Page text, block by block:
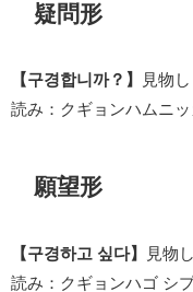
疑問形
【구경합니까？】
見物
読み：クギョンハムニッ
願望形
【구경하고 싶다】
見物
読み：クギョンハゴ シ